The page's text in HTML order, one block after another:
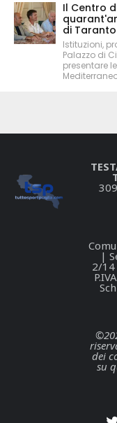
Il Centro
di
Istituzioni,
Palazzo di
presentare
|
2/14
dei
su